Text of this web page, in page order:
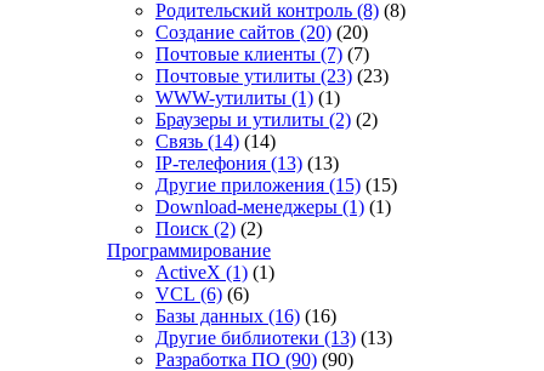
Родительский контроль (8) (8)
Создание сайтов (20) (20)
Почтовые клиенты (7) (7)
Почтовые утилиты (23) (23)
WWW-утилиты (1) (1)
Браузеры и утилиты (2) (2)
Связь (14) (14)
IP-телефония (13) (13)
Другие приложения (15) (15)
Download-менеджеры (1) (1)
Поиск (2) (2)
Программирование
ActiveX (1) (1)
VCL (6) (6)
Базы данных (16) (16)
Другие библиотеки (13) (13)
Разработка ПО (90) (90)